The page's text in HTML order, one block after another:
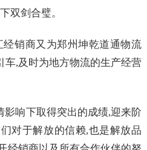
双剑合璧。
销商又为郑州坤乾道通物流
车,及时为地方物流的生产经营
影响下取得突出的成绩,迎来阶
对于解放的信赖,也是解放品